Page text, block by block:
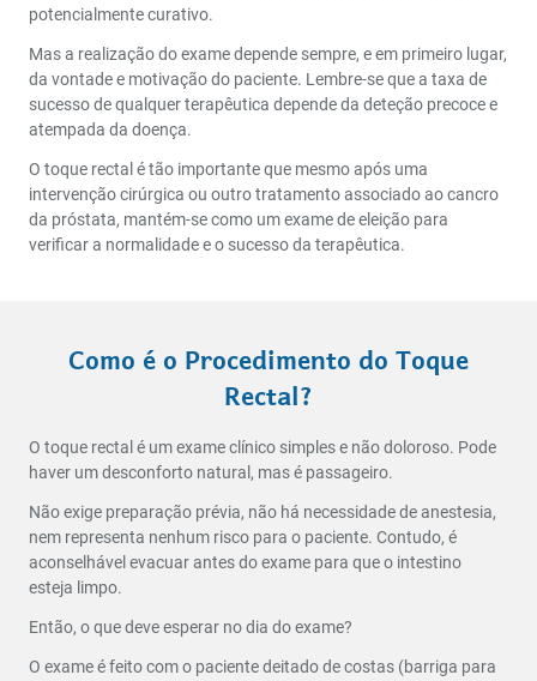
potencialmente curativo.
Mas a realização do exame depende sempre, e em primeiro lugar,
da vontade e motivação do paciente. Lembre-se que a taxa de
sucesso de qualquer terapêutica depende da deteção precoce e
atempada da doença.
O toque rectal é tão importante que mesmo após uma
intervenção cirúrgica ou outro tratamento associado ao cancro
da próstata, mantém-se como um exame de eleição para
verificar a normalidade e o sucesso da terapêutica.
Como é o Procedimento do Toque
Rectal?
O toque rectal é um exame clínico simples e não doloroso. Pode
haver um desconforto natural, mas é passageiro.
Não exige preparação prévia, não há necessidade de anestesia,
nem representa nenhum risco para o paciente. Contudo, é
aconselhável evacuar antes do exame para que o intestino
esteja limpo.
Então, o que deve esperar no dia do exame?
O exame é feito com o paciente deitado de costas (barriga para